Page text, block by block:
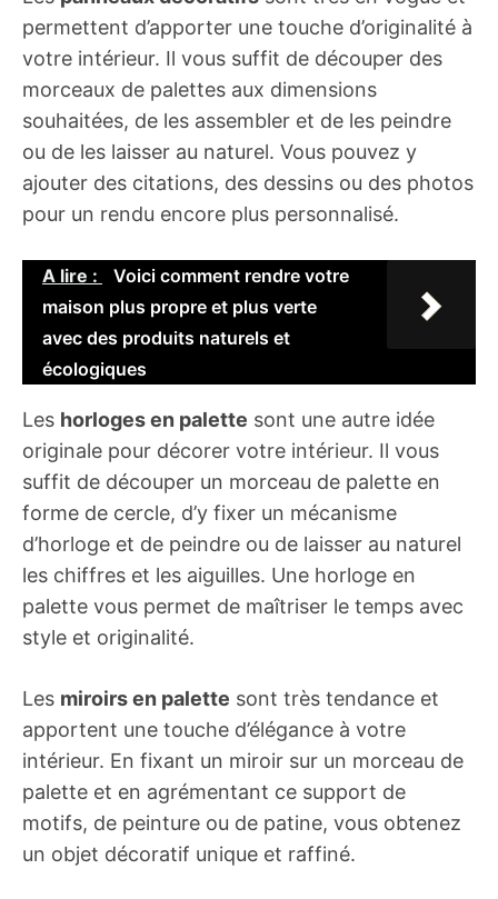
permettent d’apporter une touche d’originalité à
votre intérieur. Il vous suffit de découper des
morceaux de palettes aux dimensions
souhaitées, de les assembler et de les peindre
ou de les laisser au naturel. Vous pouvez y
ajouter des citations, des dessins ou des photos
pour un rendu encore plus personnalisé.
A lire :
Voici comment rendre votre
maison plus propre et plus verte
avec des produits naturels et
écologiques
Les horloges en palette sont une autre idée
originale pour décorer votre intérieur. Il vous
suffit de découper un morceau de palette en
forme de cercle, d’y fixer un mécanisme
d’horloge et de peindre ou de laisser au naturel
les chiffres et les aiguilles. Une horloge en
palette vous permet de maîtriser le temps avec
style et originalité.
Les miroirs en palette sont très tendance et
apportent une touche d’élégance à votre
intérieur. En fixant un miroir sur un morceau de
palette et en agrémentant ce support de
motifs, de peinture ou de patine, vous obtenez
un objet décoratif unique et raffiné.